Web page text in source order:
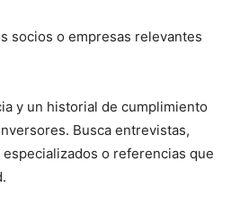
socios o empresas relevantes
y un historial de cumplimiento
Busca entrevistas,
o referencias que